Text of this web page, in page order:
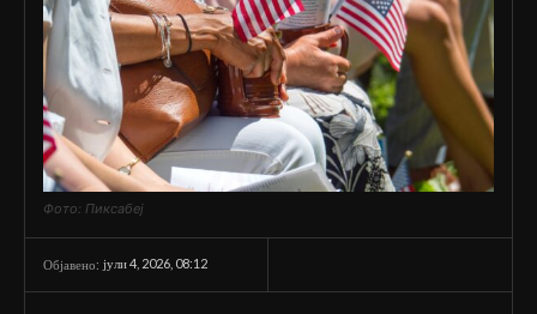
Фото: Пиксабеј
Објавено: јули 4, 2026, 08:12